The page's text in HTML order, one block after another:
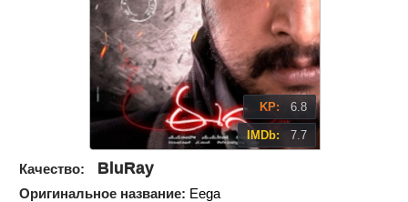
KP: 6.8
IMDb: 7.7
Качество: BluRay
Оригинальное название: Eega